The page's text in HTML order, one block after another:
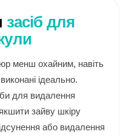
засіб для
менш охайним, навіть
ідеально.
для видалення
зайву шкіру
або видалення